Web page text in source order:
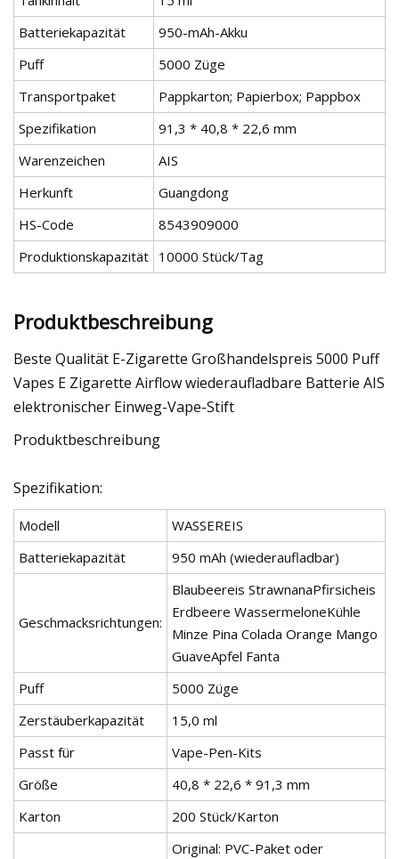
Batteriekapazität
950-mAh-Akku
Puff
5000 Züge
Transportpaket
Pappkarton; Papierbox; Pappbox
Spezifikation
91,3 * 40,8 * 22,6 mm
Warenzeichen
AIS
Herkunft
Guangdong
HS-Code
8543909000
Produktionskapazität 10000 Stück/Tag
Produktbeschreibung
Beste Qualität E-Zigarette Großhandelspreis 5000 Puff
Vapes E Zigarette Airflow wiederaufladbare Batterie AIS
elektronischer Einweg-Vape-Stift
Produktbeschreibung
Spezifikation:
Modell
WASSEREIS
Batteriekapazität
950 mAh (wiederaufladbar)
Geschmacksrichtungen:
Blaubeereis StrawnanaPfirsicheis
Erdbeere WassermeloneKühle
Minze Pina Colada Orange Mango
GuaveApfel Fanta
Puff
5000 Züge
Zerstäuberkapazität
15,0 ml
Passt für
Vape-Pen-Kits
Größe
40,8 * 22,6 * 91,3 mm
Karton
200 Stück/Karton
Original: PVC-Paket oder